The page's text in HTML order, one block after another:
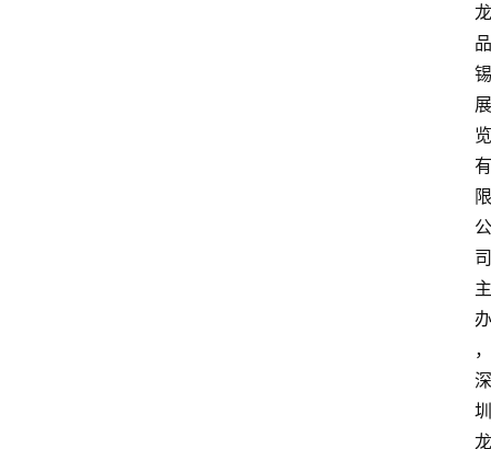
龙
品
锡
展
览
有
限
公
司
主
办
，
深
圳
龙